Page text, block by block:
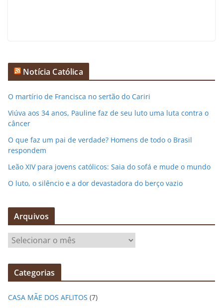
Notícia Católica
O martírio de Francisca no sertão do Cariri
Viúva aos 34 anos, Pauline faz de seu luto uma luta contra o
câncer
O que faz um pai de verdade? Homens de todo o Brasil
respondem
Leão XIV para jovens católicos: Saia do sofá e mude o mundo
O luto, o silêncio e a dor devastadora do berço vazio
Arquivos
q
v
Categorias
CASA MÃE DOS AFLITOS (7)